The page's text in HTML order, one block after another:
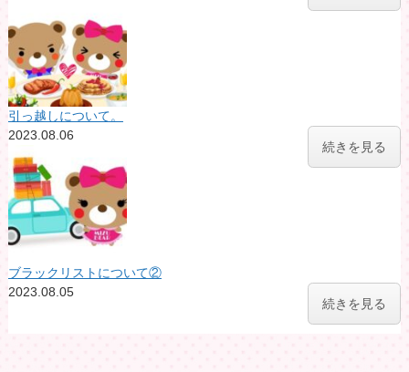
引っ越しについて。
続きを見る
2023.08.06
ブラックリストについて②
続きを見る
2023.08.05